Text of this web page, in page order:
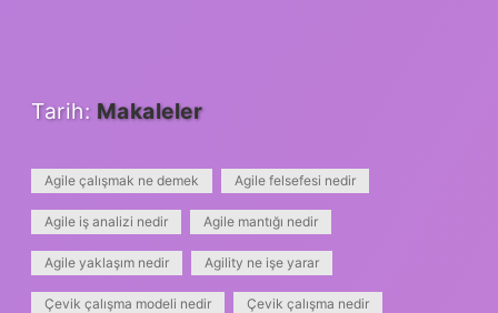
Tarih: Makaleler
Agile çalışmak ne demek Agile felsefesi nedir
Agile iş analizi nedir Agile mantığı nedir
Agile yaklaşım nedir Agility ne işe yarar
Çevik çalışma modeli nedir Çevik çalışma nedir